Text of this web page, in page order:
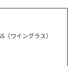
（ワイングラス）